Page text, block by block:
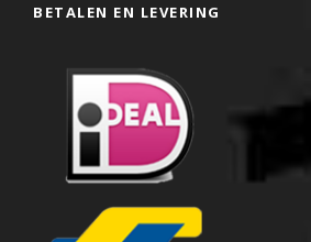
BETALEN EN LEVERING